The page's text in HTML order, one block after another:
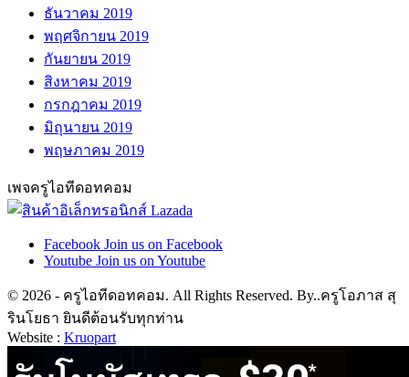
ธันวาคม 2019
พฤศจิกายน 2019
กันยายน 2019
สิงหาคม 2019
กรกฎาคม 2019
มิถุนายน 2019
พฤษภาคม 2019
เพจครูไอทีดอทคอม
Facebook Join us on Facebook
Youtube Join us on Youtube
© 2026 - ครูไอทีดอทคอม. All Rights Reserved. By..ครูโอภาส สุ
รินโยธา ยินดีต้อนรับทุกท่าน
Website : Kruopart